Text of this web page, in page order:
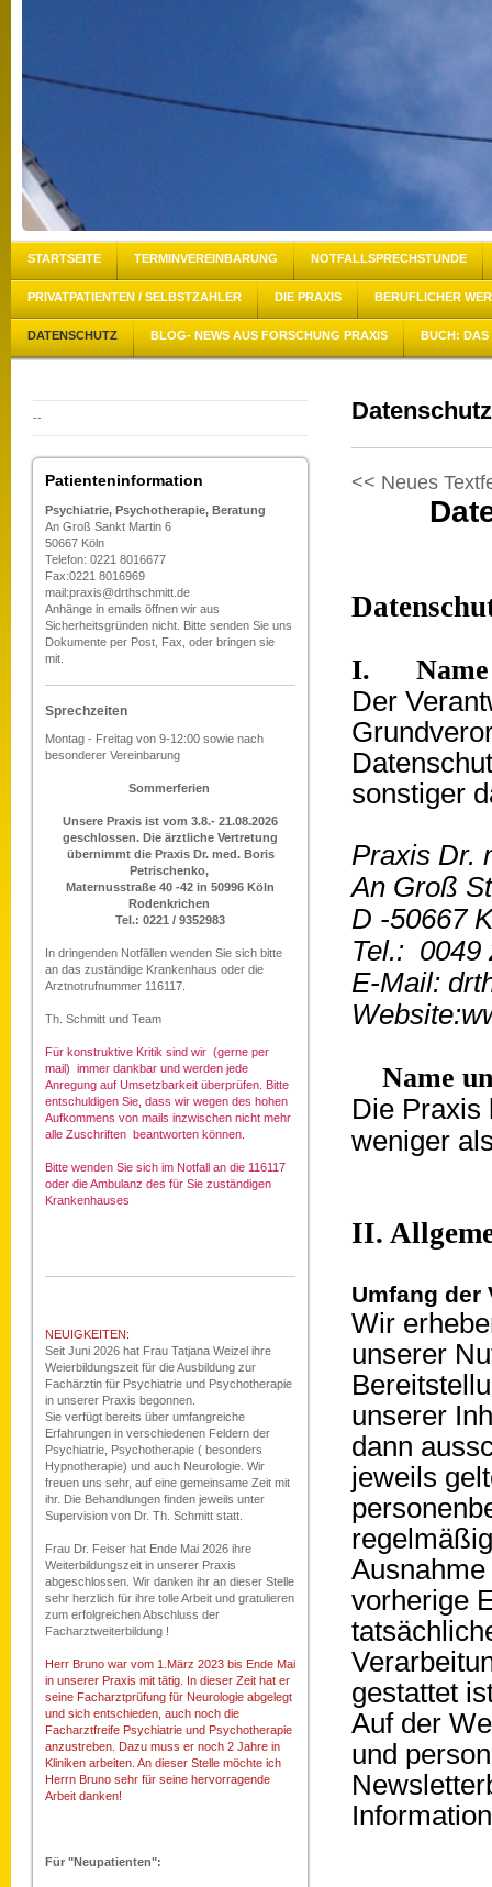
STARTSEITE TERMINVEREINBARUNG NOTFALLSPRECHSTUNDE
PRIVATPATIENTEN / SELBSTZAHLER DIE PRAXIS BERUFLICHER
DATENSCHUTZ BLOG- NEWS AUS FORSCHUNG PRAXIS BUCH: DAS
--
Patienteninformation
Psychiatrie, Psychotherapie, Beratung
An Groß Sankt Martin 6
50667 Köln
Telefon: 0221 8016677
Fax:0221 8016969
mail:praxis@drthschmitt.de
Anhänge in emails öffnen wir aus
Sicherheitsgründen nicht. Bitte senden Sie uns
Dokumente per Post, Fax, oder bringen sie
mit.
Sprechzeiten
Montag - Freitag von 9-12:00 sowie nach
besonderer Vereinbarung
Sommerferien
Unsere Praxis ist vom 3.8.- 21.08.2026
geschlossen. Die ärztliche Vertretung
übernimmt die Praxis Dr. med. Boris
Petrischenko,
Maternusstraße 40 -42 in 50996 Köln
Rodenkrichen
Tel.: 0221 / 9352983
In dringenden Notfällen wenden Sie sich bitte
an das zuständige Krankenhaus oder die
Arztnotrufnummer 116117.
Th. Schmitt und Team
Für konstruktive Kritik sind wir (gerne per
mail) immer dankbar und werden jede
Anregung auf Umsetzbarkeit überprüfen. Bitte
entschuldigen Sie, dass wir wegen des hohen
Aufkommens von mails inzwischen nicht mehr
alle Zuschriften beantworten können.
Bitte wenden Sie sich im Notfall an die 116117
oder die Ambulanz des für Sie zuständigen
Krankenhauses
NEUIGKEITEN:
Seit Juni 2026 hat Frau Tatjana Weizel ihre
Weierbildungszeit für die Ausbildung zur
Fachärztin für Psychiatrie und Psychotherapie
in unserer Praxis begonnen.
Sie verfügt bereits über umfangreiche
Erfahrungen in verschiedenen Feldern der
Psychiatrie, Psychotherapie ( besonders
Hypnotherapie) und auch Neurologie. Wir
freuen uns sehr, auf eine gemeinsame Zeit mit
ihr. Die Behandlungen finden jeweils unter
Supervision von Dr. Th. Schmitt statt.
Frau Dr. Feiser hat Ende Mai 2026 ihre
Weiterbildungszeit in unserer Praxis
abgeschlossen. Wir danken ihr an dieser Stelle
sehr herzlich für ihre tolle Arbeit und gratulieren
zum erfolgreichen Abschluss der
Facharztweiterbildung !
Herr Bruno war vom 1.März 2023 bis Ende Mai
in unserer Praxis mit tätig. In dieser Zeit hat er
seine Facharztprüfung für Neurologie abgelegt
und sich entschieden, auch noch die
Facharztfreife Psychiatrie und Psychotherapie
anzustreben. Dazu muss er noch 2 Jahre in
Kliniken arbeiten. An dieser Stelle möchte ich
Herrn Bruno sehr für seine hervorragende
Arbeit danken!
Für "Neupatienten":
Datenschutz
<< Neues
I. Name
Der
sonstiger
Praxis Dr.
An Groß
D -50667
Tel.: 0049
E-Mail:
Name
Die Praxis
weniger
II.
Umfang der
Wir
unserer
unserer
dann
jeweils
vorherige
gestattet
Auf der
und